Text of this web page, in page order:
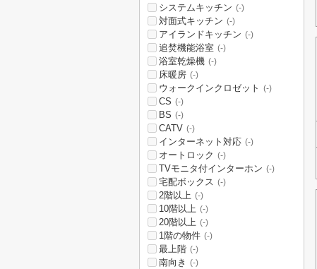
システムキッチン (-)
対面式キッチン (-)
アイランドキッチン (-)
追焚機能浴室 (-)
浴室乾燥機 (-)
床暖房 (-)
ウォークインクロゼット (-)
CS (-)
BS (-)
CATV (-)
インターネット対応 (-)
オートロック (-)
TVモニタ付インターホン (-)
宅配ボックス (-)
2階以上 (-)
10階以上 (-)
20階以上 (-)
1階の物件 (-)
最上階 (-)
南向き (-)